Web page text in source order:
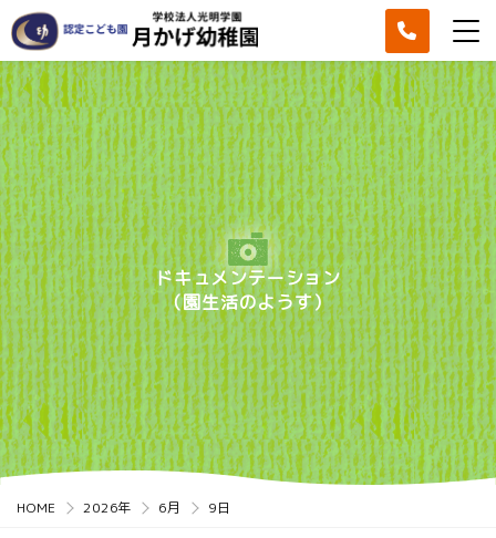
ドキュメンテーション
（園生活のようす）
HOME 2026年 6月 9日